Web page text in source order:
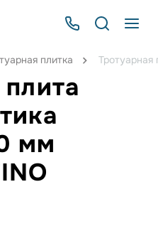
плитка
мм